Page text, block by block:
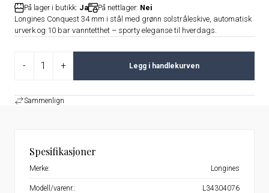
På lager i butikk: Ja På nettlager: Nei
Longines Conquest 34 mm i stål med grønn solstråleskive, automatisk
urverk og 10 bar vanntetthet – sporty eleganse til hverdags.
- + Legg i handlekurven
Sammenlign
Spesifikasjoner
Merke: Longines
Modell/varenr.: L34304076